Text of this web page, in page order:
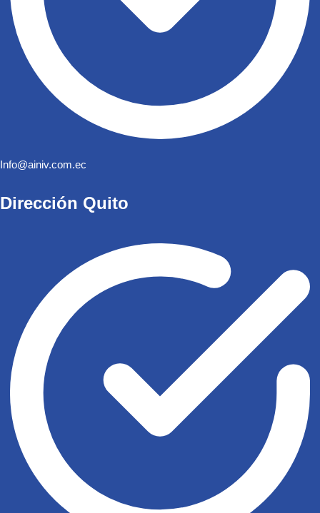
Info@ainiv.com.ec
Dirección Quito